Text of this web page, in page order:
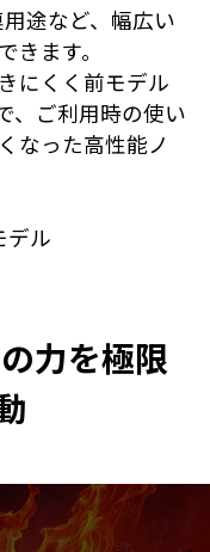
途など、幅広い
きます。
にくく前モデル
、ご利用時の使い
なった高性能ノ
デル
力を極限